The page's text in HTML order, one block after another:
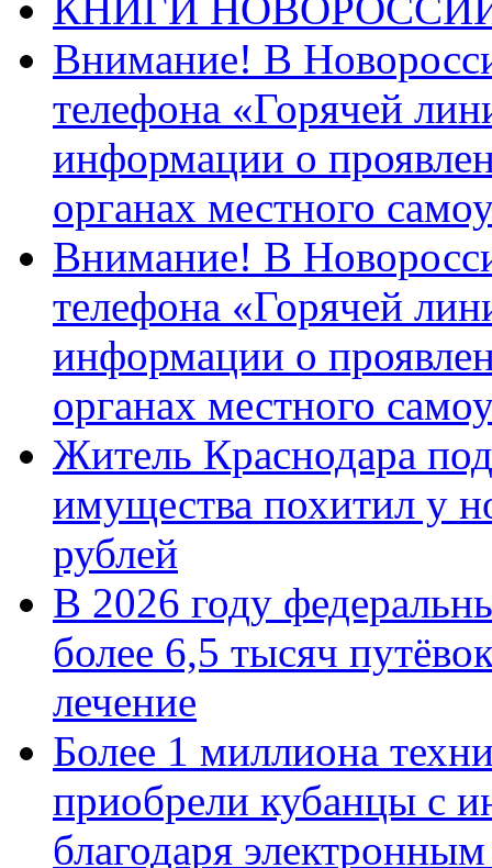
КНИГИ
Внимание! В
телефона «Горячей
информации о
органах местного
Внимание! В
телефона «Горячей
информации о
органах местного
Житель Краснодара
имущества похитил у
рублей
В 2026 году
более 6,5 тысяч
лечение
Более 1 миллиона
приобрели кубанцы с
благодаря